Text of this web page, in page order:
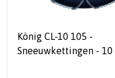
König CL-10 105 -
Sneeuwkettingen -